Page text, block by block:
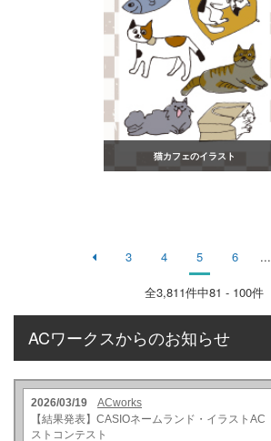
猫カフェのイラスト
3 4 5 6 ...
全3,811件中81 - 100件
ACワークスからのお知らせ